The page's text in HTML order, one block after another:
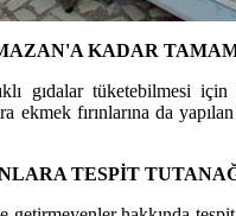
KADAR
gıdalar tüketebilmesi
ekmek fırınlarına da
TESPİT